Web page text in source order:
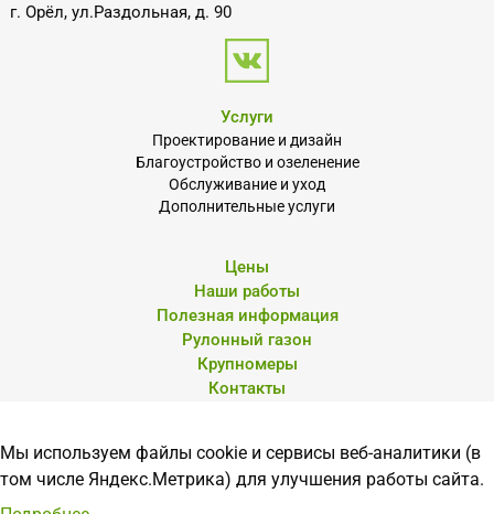
г. Орёл, ул.Раздольная, д. 90
Услуги
Проектирование и дизайн
Благоустройство и озеленение
Обслуживание и уход
Дополнительные услуги
Цены
Наши работы
Полезная информация
Рулонный газон
Крупномеры
Контакты
© Архитектоника 57». 2026 г.
Мы используем файлы cookie и сервисы веб-аналитики (в
том числе Яндекс.Метрика) для улучшения работы сайта.